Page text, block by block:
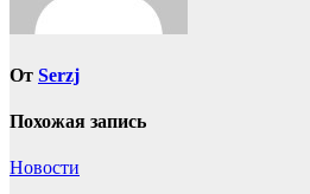
От Serzj
Похожая запись
Новости